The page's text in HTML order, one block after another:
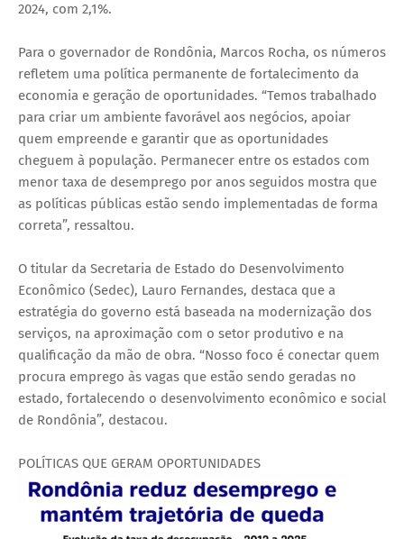
2024, com 2,1%.
Para o governador de Rondônia, Marcos Rocha, os números
refletem uma política permanente de fortalecimento da
economia e geração de oportunidades. “Temos trabalhado
para criar um ambiente favorável aos negócios, apoiar
quem empreende e garantir que as oportunidades
cheguem à população. Permanecer entre os estados com
menor taxa de desemprego por anos seguidos mostra que
as políticas públicas estão sendo implementadas de forma
correta”, ressaltou.
O titular da Secretaria de Estado do Desenvolvimento
Econômico (Sedec), Lauro Fernandes, destaca que a
estratégia do governo está baseada na modernização dos
serviços, na aproximação com o setor produtivo e na
qualificação da mão de obra. “Nosso foco é conectar quem
procura emprego às vagas que estão sendo geradas no
estado, fortalecendo o desenvolvimento econômico e social
de Rondônia”, destacou.
POLÍTICAS QUE GERAM OPORTUNIDADES